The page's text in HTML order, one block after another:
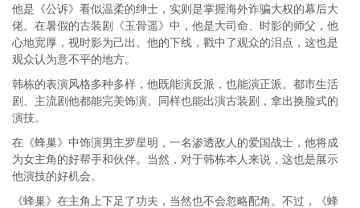
他是《公诉》看似温柔的绅士，实则是掌握海外诈骗大权的幕后大
佬。在暑假的古装剧《玉骨遥》中，他是大司命、时影的师父，他
心地宽厚，视时影为己出。他的下线，戳中了观众的泪点，这也是
观众认为意不平的地方。
韩栋的表演风格多种多样，他既能演反派，也能演正派。都市生活
剧、主流剧他都能完美饰演。同样也能出演古装剧，拿出换脸式的
演技。
在《蜂巢》中饰演男主罗星明，一名渗透敌人的爱国战士，他将成
为女主角的好帮手和伙伴。当然，对于韩栋本人来说，这也是展示
他演技的好机会。
《蜂巢》在主角上下足了功夫，当然也不会忽略配角。不过，《蜂